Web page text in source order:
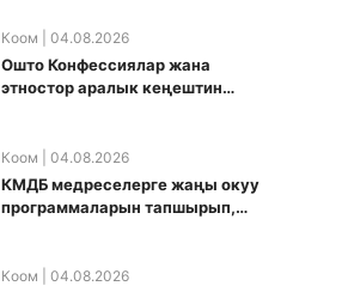
Коом | 04.08.2026
Ошто Конфессиялар жана
этностор аралык кеңештин
Коом | 04.08.2026
КМДБ медреселерге жаңы окуу
программаларын тапшырып,
киргизди
Коом | 04.08.2026